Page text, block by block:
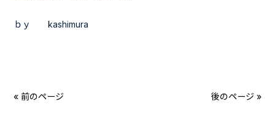
ｂｙ kashimura
« 前のページ 後のページ »